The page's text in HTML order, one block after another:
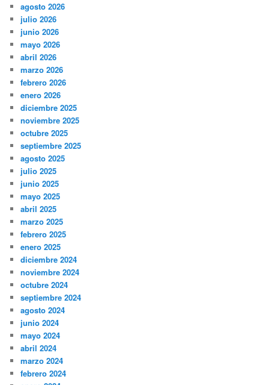
agosto 2026
julio 2026
junio 2026
mayo 2026
abril 2026
marzo 2026
febrero 2026
enero 2026
diciembre 2025
noviembre 2025
octubre 2025
septiembre 2025
agosto 2025
julio 2025
junio 2025
mayo 2025
abril 2025
marzo 2025
febrero 2025
enero 2025
diciembre 2024
noviembre 2024
octubre 2024
septiembre 2024
agosto 2024
junio 2024
mayo 2024
abril 2024
marzo 2024
febrero 2024